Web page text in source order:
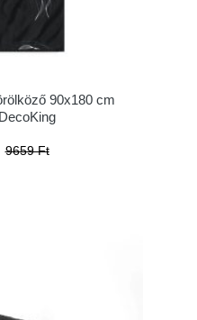
90x180 cm
9659 Ft